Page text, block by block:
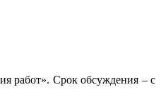
работ». Срок обсуждения – с